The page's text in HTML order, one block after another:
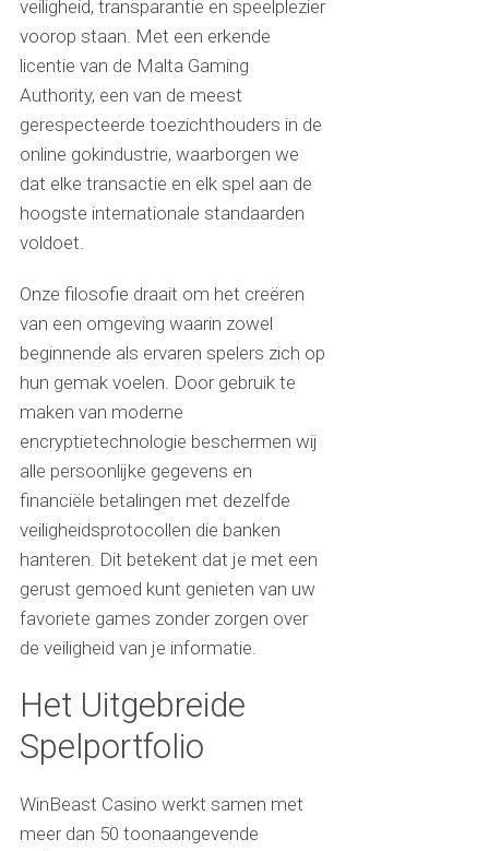
veiligheid, transparantie en speelplezier
voorop staan. Met een erkende
licentie van de Malta Gaming
Authority, een van de meest
gerespecteerde toezichthouders in de
online gokindustrie, waarborgen we
dat elke transactie en elk spel aan de
hoogste internationale standaarden
voldoet.
Onze filosofie draait om het creëren
van een omgeving waarin zowel
beginnende als ervaren spelers zich op
hun gemak voelen. Door gebruik te
maken van moderne
encryptietechnologie beschermen wij
alle persoonlijke gegevens en
financiële betalingen met dezelfde
veiligheidsprotocollen die banken
hanteren. Dit betekent dat je met een
gerust gemoed kunt genieten van uw
favoriete games zonder zorgen over
de veiligheid van je informatie.
Het Uitgebreide
Spelportfolio
WinBeast Casino werkt samen met
meer dan 50 toonaangevende